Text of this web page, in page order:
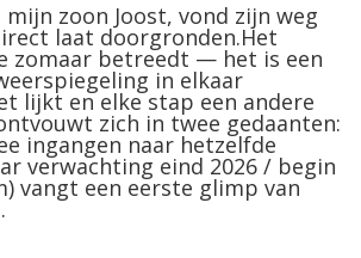
zoon Joost, vond zijn weg
laat doorgronden.Het
zomaar betreedt — het is een
in elkaar
lijkt en elke stap een andere
zich in twee gedaanten:
ingangen naar hetzelfde
verwachting eind 2026 / begin
vangt een eerste glimp van